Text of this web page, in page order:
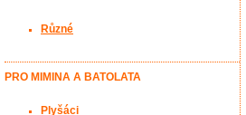
Různé
PRO MIMINA A BATOLATA
Plyšáci